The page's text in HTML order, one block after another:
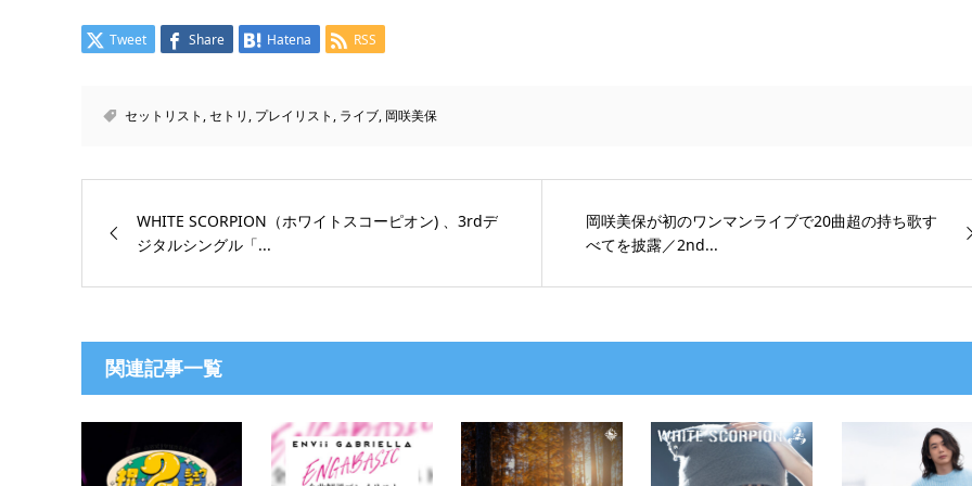
Tweet Share Hatena RSS
セットリスト ,セトリ , プレイリスト , ライブ, 岡咲美保
WHITE SCORPION（ホワイトスコーピオン) 、3rdデ
ジタルシングル「...
岡咲美保が初のワンマンライブで20曲超の持ち歌す
べてを披露／2nd...
関連記事一覧